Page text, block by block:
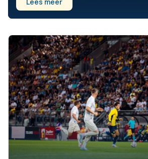
niet alleen wordt gebouwd op
prestaties, maar ook op de
mensen. Elke jeugdopleiding
verantwoordelijkheid die veel
spel zelf. Met de ambitie om
naar Elite 1 groeit ook onze
Deze stap vraagt om een
van safeguarding binnen de
van de academie. Daarom zijn we
een Safeguarding Officer onder
statuut. In deze rol werk je mee
ontwikkeling en opvolging van